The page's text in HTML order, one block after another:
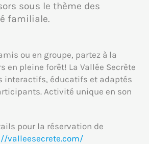
sous le thème des
familiale.
ou en groupe, partez à la
en pleine forêt! La Vallée Secrète
interactifs, éducatifs et adaptés
Activité unique en son
pour la réservation de
valleesecrete.com/